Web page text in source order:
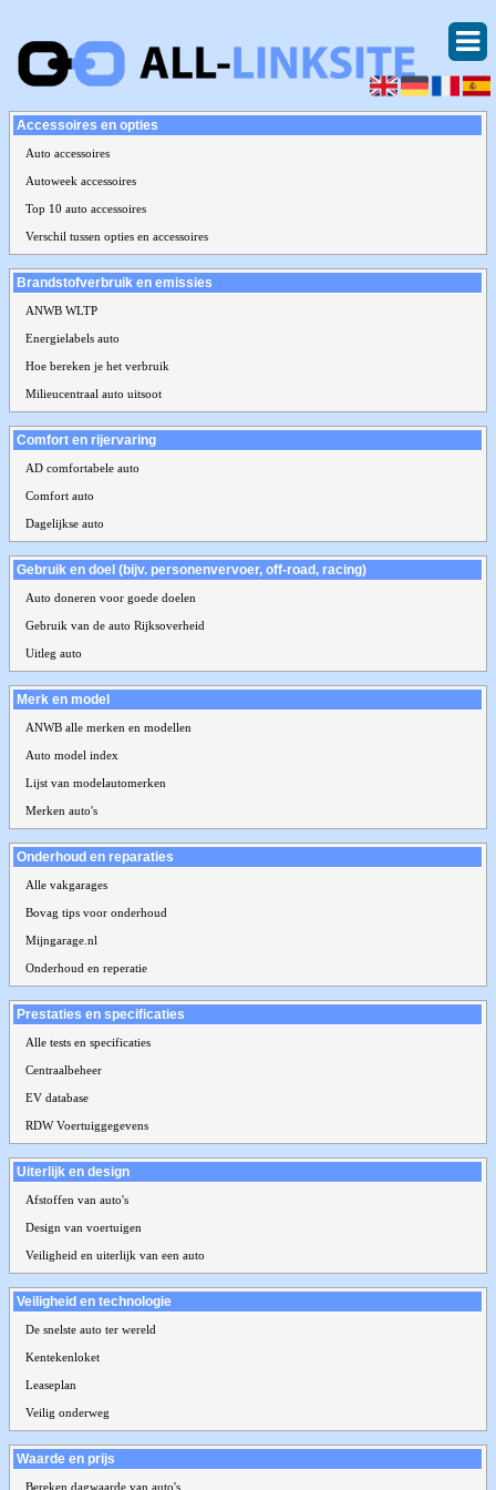
Accessoires en opties
Auto accessoires
Autoweek accessoires
Top 10 auto accessoires
Verschil tussen opties en accessoires
Brandstofverbruik en emissies
ANWB WLTP
Energielabels auto
Hoe bereken je het verbruik
Milieucentraal auto uitsoot
Comfort en rijervaring
AD comfortabele auto
Comfort auto
Dagelijkse auto
Gebruik en doel (bijv. personenvervoer, off-road, racing)
Auto doneren voor goede doelen
Gebruik van de auto Rijksoverheid
Uitleg auto
Merk en model
ANWB alle merken en modellen
Auto model index
Lijst van modelautomerken
Merken auto's
Onderhoud en reparaties
Alle vakgarages
Bovag tips voor onderhoud
Mijngarage.nl
Onderhoud en reperatie
Prestaties en specificaties
Alle tests en specificaties
Centraalbeheer
EV database
RDW Voertuiggegevens
Uiterlijk en design
Afstoffen van auto's
Design van voertuigen
Veiligheid en uiterlijk van een auto
Veiligheid en technologie
De snelste auto ter wereld
Kentekenloket
Leaseplan
Veilig onderweg
Waarde en prijs
Bereken dagwaarde van auto's